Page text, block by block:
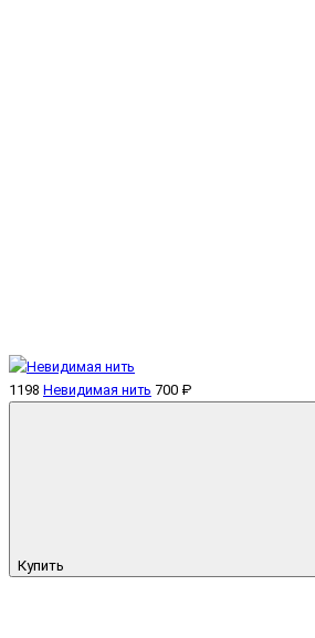
1198 Невидимая нить 700 ₽
Купить